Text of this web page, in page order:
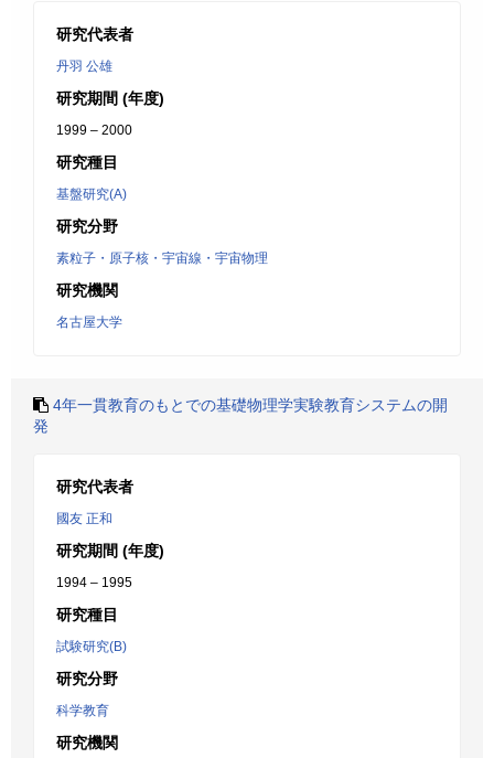
研究代表者
丹羽 公雄
研究期間 (年度)
1999 – 2000
研究種目
基盤研究(A)
研究分野
素粒子・原子核・宇宙線・宇宙物理
研究機関
名古屋大学
4年一貫教育のもとでの基礎物理学実験教育システムの開
発
研究代表者
國友 正和
研究期間 (年度)
1994 – 1995
研究種目
試験研究(B)
研究分野
科学教育
研究機関